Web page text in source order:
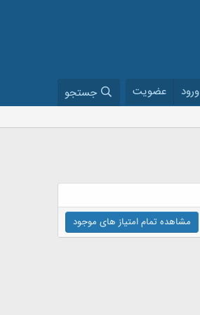
ورود عضویت جستجو
مشاهده تمام امتیاز های موجود